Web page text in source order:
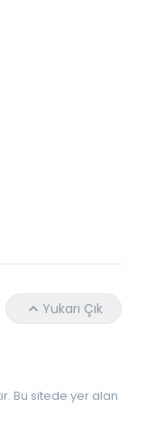
Yukarı Çık
Bu sitede yer alan